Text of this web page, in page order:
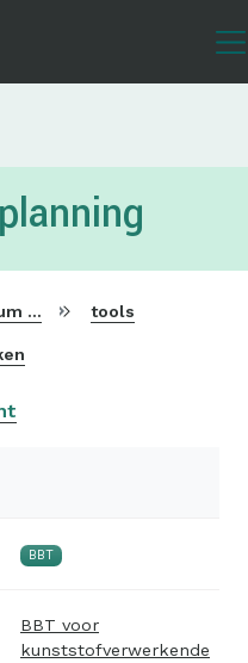
tools
BBT
BBT voor
kunststofverwerkende